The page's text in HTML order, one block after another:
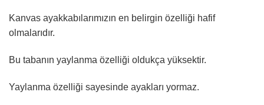
Kanvas ayakkabılarımızın en belirgin özelliği hafif
olmalarıdır.
Bu tabanın yaylanma özelliği oldukça yüksektir.
Yaylanma özelliği sayesinde ayakları yormaz.